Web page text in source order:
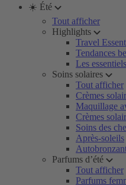
☀️ Été
Tout afficher
Highlights
Travel
Tendances
Les
Soins solaires
Tout afficher
Crèmes
Maquillage
Crèmes
Soins des
Après-soleils
Parfums d’été
Tout afficher
Parfums